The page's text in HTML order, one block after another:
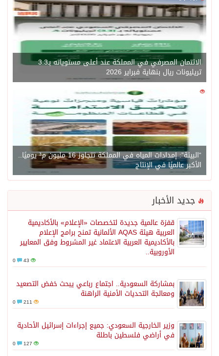
الائتمان المصرفي في المملكة عند أعلى مستوياته بـ3.3
تريليونات ريال بنهاية فبراير 2026
1450
“البيئة”: إمدادات المياه في المملكة تتجاوز 16 مليون م³ يوميًا..
الأكبر عالميًا في الإنتاج
جديد الأخبار
قفزة عالمية جديدة لتخصصات «الإعلام» بالأكاديمية
العربية هيئة AQAS الألمانية تمنح برامج الإعلام
بالأكاديمية العربية الاعتماد غير المشروط وفق المعايير
الأوروبية..
43
بمشاركة السعودية.. اجتماع رباعي يبحث خفض التصعيد
ومعالجة التحديات الأمنية الراهنة
211
وزير الخارجية السعودي: جميع إجراءات إسرائيل الأحادية
في أراضي فلسطين باطلة
127